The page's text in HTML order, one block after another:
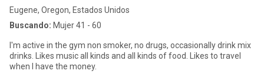
Eugene, Oregon, Estados Unidos
Buscando: Mujer 41 - 60
I'm active in the gym non smoker, no drugs, occasionally drink mix
drinks. Likes music all kinds and all kinds of food. Likes to travel
when I have the money.